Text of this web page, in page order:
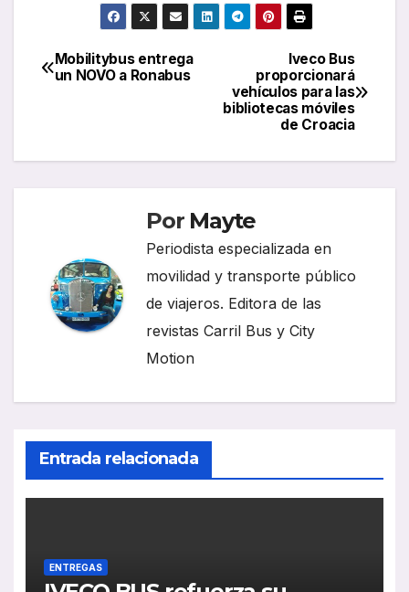
Navegación
Iveco Bus
proporcionará
vehículos para las
bibliotecas móviles
de Croacia
Mobilitybus entrega
un NOVO a Ronabus
Por Mayte
Periodista especializada en
movilidad y transporte público
de viajeros. Editora de las
revistas Carril Bus y City
Motion
Entrada relacionada
ENTREGAS